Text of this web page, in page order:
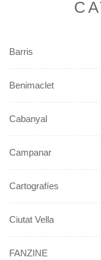
Barris
Benimaclet
Cabanyal
Campanar
Cartografíes
Ciutat Vella
FANZINE